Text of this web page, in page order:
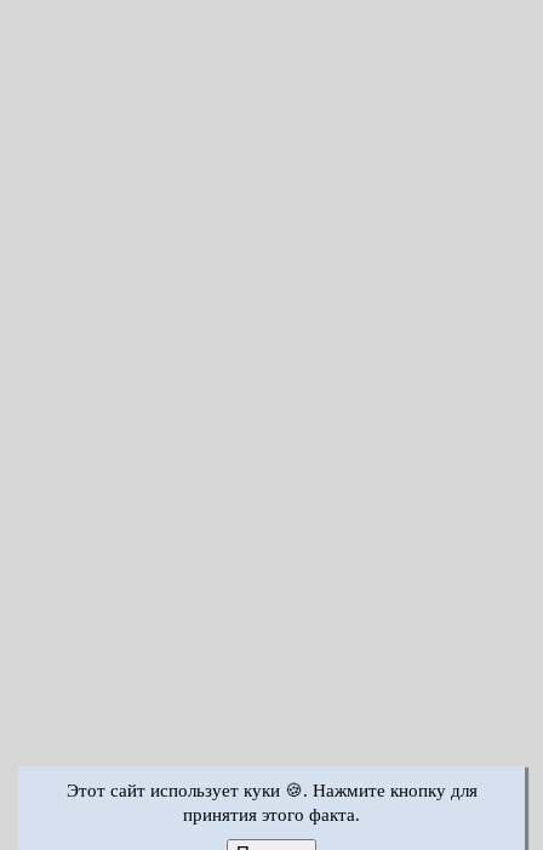
Этот сайт использует куки 🍪. Нажмите кнопку для
принятия этого факта.